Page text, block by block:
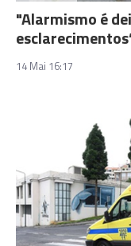
"Alarmismo é
14 Mai 16:17